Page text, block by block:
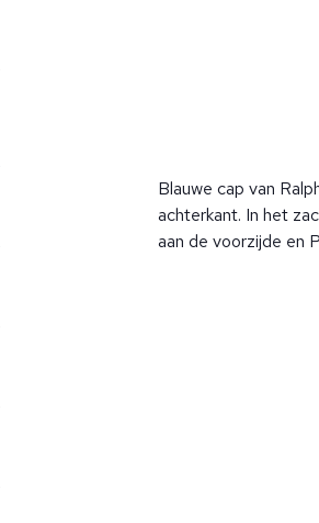
Blauwe cap van
achterkant. In het
aan de voorzijde en